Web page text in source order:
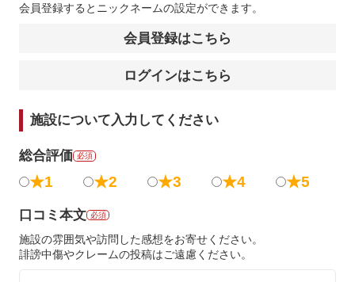
会員登録するとニックネームの設定ができます。
会員登録はこちら
ログインはこちら
施設について入力してください
総合評価 必須
★1 ★2 ★3 ★4 ★5
口コミ本文 必須
施設の雰囲気や訪問した感想をお寄せください。
誹謗中傷やクレームの投稿はご遠慮ください。